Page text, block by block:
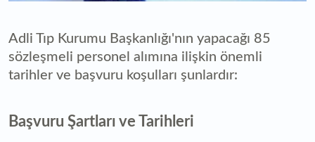
Adli Tıp Kurumu Başkanlığı'nın yapacağı 85
sözleşmeli personel alımına ilişkin önemli
tarihler ve başvuru koşulları şunlardır:
Başvuru Şartları ve Tarihleri